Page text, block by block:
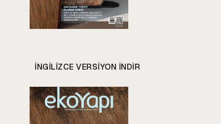
INGILIZCE VERSIYON INDIR